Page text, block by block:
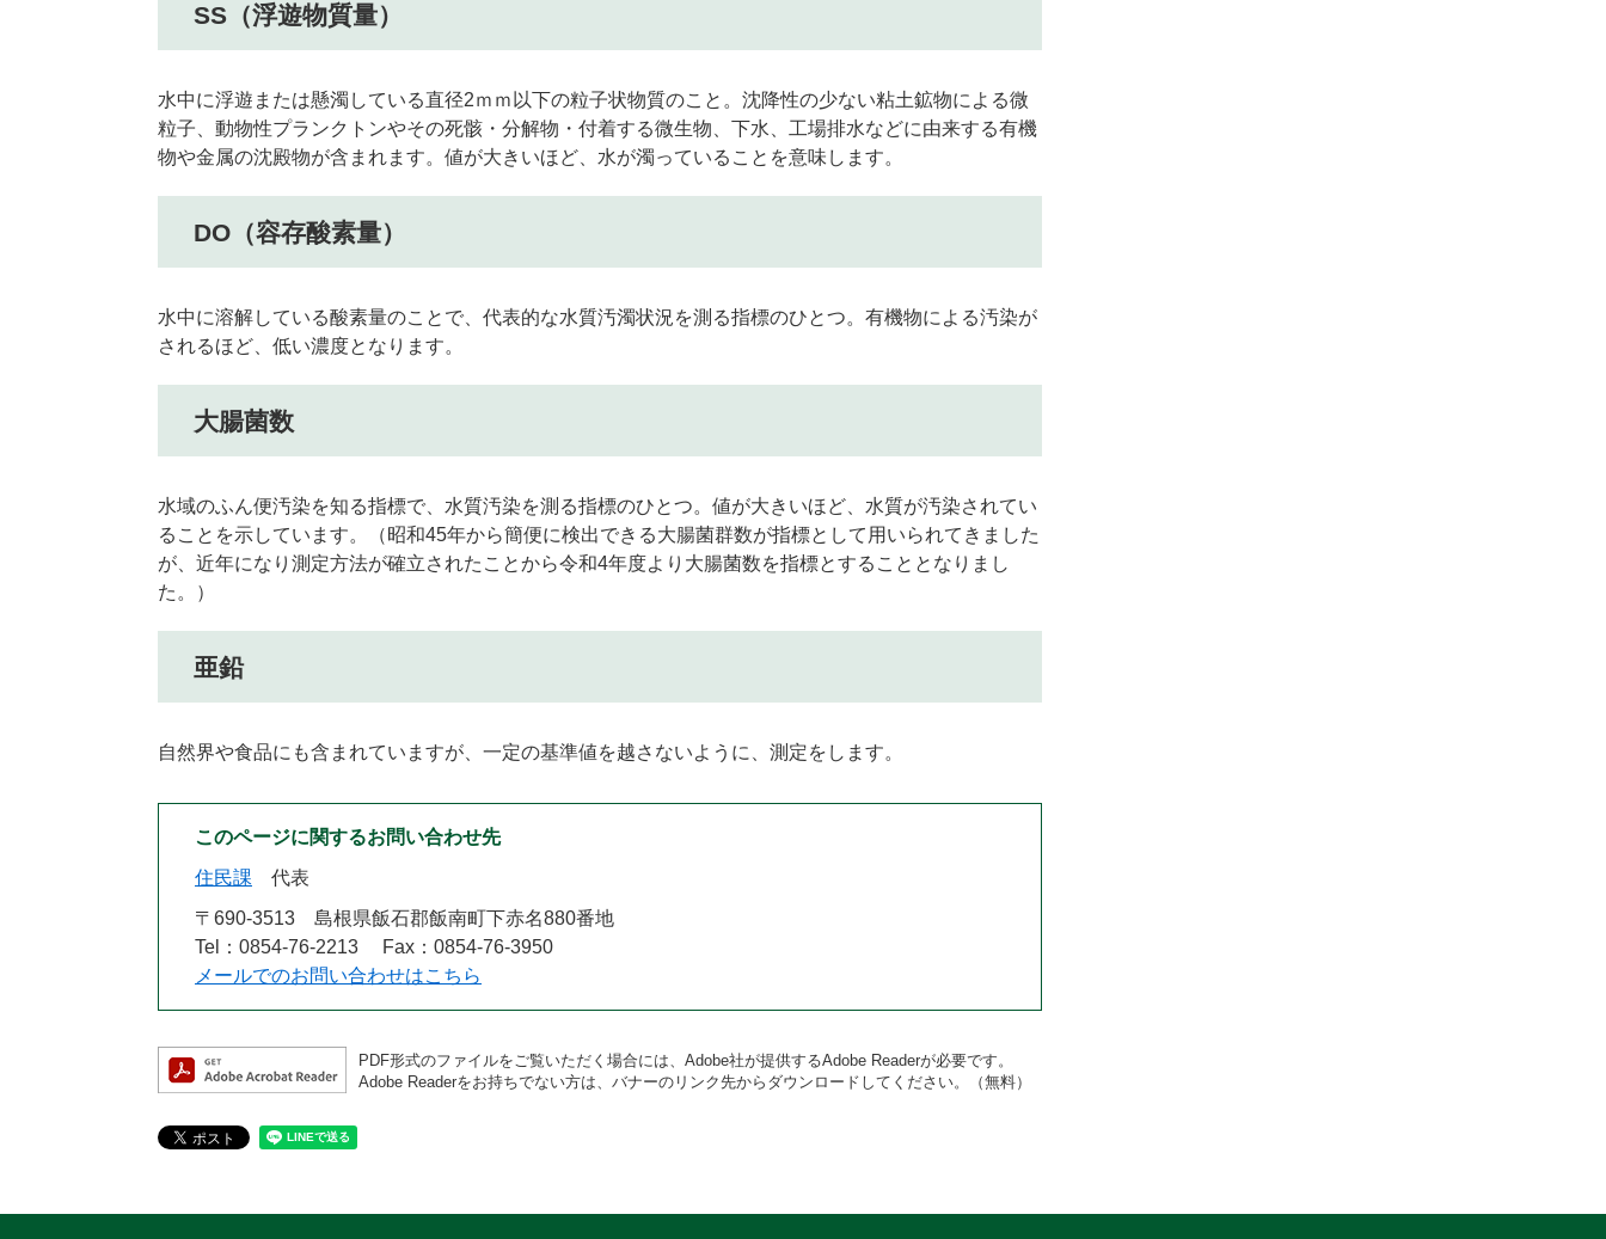
SS（浮遊物質量）
水中に浮遊または懸濁している直径2ｍｍ以下の粒子状物質のこと。沈降性の少ない粘土鉱物による微
粒子、動物性プランクトンやその死骸・分解物・付着する微生物、下水、工場排水などに由来する有機
物や金属の沈殿物が含まれます。値が大きいほど、水が濁っていることを意味します。
DO（容存酸素量）
水中に溶解している酸素量のことで、代表的な水質汚濁状況を測る指標のひとつ。有機物による汚染が
されるほど、低い濃度となります。
大腸菌数
水域のふん便汚染を知る指標で、水質汚染を測る指標のひとつ。値が大きいほど、水質が汚染されてい
ることを示しています。（昭和45年から簡便に検出できる大腸菌群数が指標として用いられてきました
が、近年になり測定方法が確立されたことから令和4年度より大腸菌数を指標とすることとなりまし
た。）
亜鉛
自然界や食品にも含まれていますが、一定の基準値を越さないように、測定をします。
このページに関するお問い合わせ先
住民課
代表
〒690-3513
島根県飯石郡飯南町下赤名880番地
Tel：0854-76-2213
Fax：0854-76-3950
メールでのお問い合わせはこちら
PDF形式のファイルをご覧いただく場合には、Adobe社が提供するAdobe Readerが必要です。
Adobe Readerをお持ちでない方は、バナーのリンク先からダウンロードしてください。（無料）